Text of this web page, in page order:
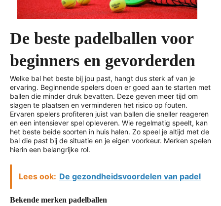
De beste padelballen voor
beginners en gevorderden
Welke bal het beste bij jou past, hangt dus sterk af van je
ervaring. Beginnende spelers doen er goed aan te starten met
ballen die minder druk bevatten. Deze geven meer tijd om
slagen te plaatsen en verminderen het risico op fouten.
Ervaren spelers profiteren juist van ballen die sneller reageren
en een intensiever spel opleveren. Wie regelmatig speelt, kan
het beste beide soorten in huis halen. Zo speel je altijd met de
bal die past bij de situatie en je eigen voorkeur. Merken spelen
hierin een belangrijke rol.
Lees ook: De gezondheidsvoordelen van padel
Bekende merken padelballen